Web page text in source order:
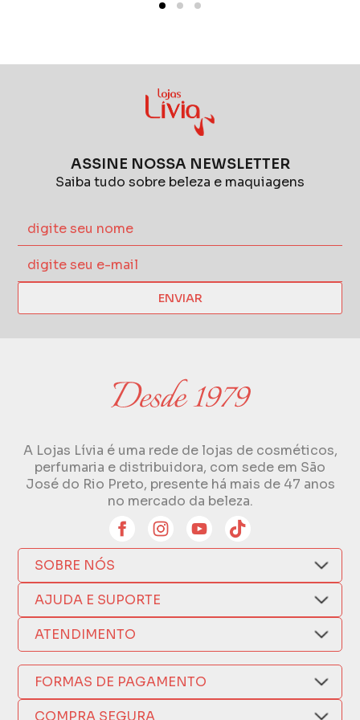
ASSINE NOSSA NEWSLETTER
Saiba tudo sobre beleza e maquiagens
ENVIAR
A Lojas Lívia é uma rede de lojas de cosméticos,
perfumaria e distribuidora, com sede em São
José do Rio Preto, presente há mais de 47 anos
no mercado da beleza.
SOBRE NÓS
Quem Somos
Compra Segura
Como Comprar
Nossas Lojas
Política de Privacidade
AJUDA E SUPORTE
Nosso Aplicativo
Trocas e Devoluções
Formas de Pagamento
Fretes e Entregas
Fabricantes
ATENDIMENTO
(17) 3209-9595
sacweb@lojaslivia.com.br
FORMAS DE PAGAMENTO
COMPRA SEGURA